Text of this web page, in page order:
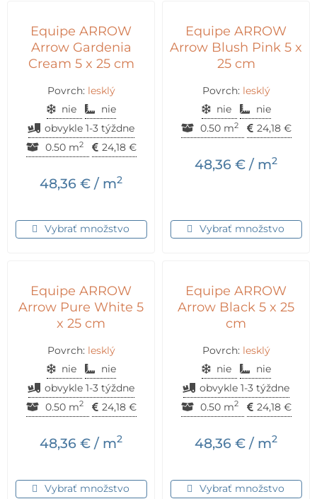
Equipe ARROW
Arrow Gardenia
Cream 5 x 25 cm
Povrch: lesklý
nie
nie
obvykle 1-3 týždne
0.50 m2 24,18 €
48,36 € / m2
Vybrať množstvo
Equipe ARROW
Arrow Blush Pink 5 x
25 cm
Povrch: lesklý
nie
nie
0.50 m2 24,18 €
48,36 € / m2
Vybrať množstvo
Equipe ARROW
Arrow Pure White 5
x 25 cm
Povrch: lesklý
nie
nie
obvykle 1-3 týždne
0.50 m2 24,18 €
48,36 € / m2
Vybrať množstvo
Equipe ARROW
Arrow Black 5 x 25
cm
Povrch: lesklý
nie
nie
obvykle 1-3 týždne
0.50 m2 24,18 €
48,36 € / m2
Vybrať množstvo